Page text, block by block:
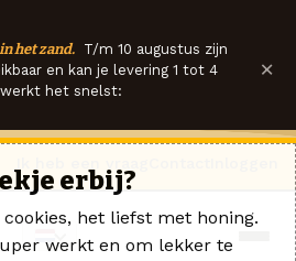
het zand. T/m 10 augustus zijn
en kan je levering 1 tot 4
werkt het snelst:
×
erbij?
het liefst met honing.
werkt en om lekker te